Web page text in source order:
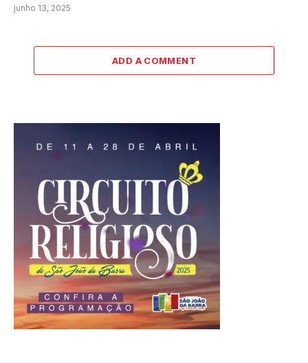
junho 13, 2025
ADD A COMMENT